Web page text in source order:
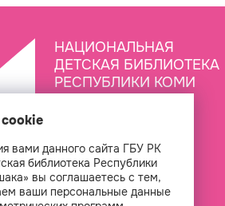
НАЦИОНАЛЬНАЯ
ДЕТСКАЯ БИБЛИОТЕКА
РЕСПУБЛИКИ КОМИ
вами данного сайта ГБУ РК
библиотека Республики
вы соглашаетесь с тем,
ваши персональные данные